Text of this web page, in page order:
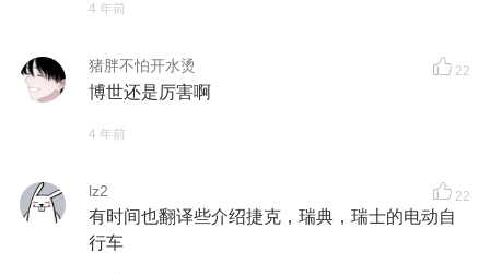
4 年前
猪胖不怕开水烫 22
博世还是厉害啊
4 年前
lz2 22
有时间也翻译些介绍捷克，瑞典，瑞士的电动自
行车